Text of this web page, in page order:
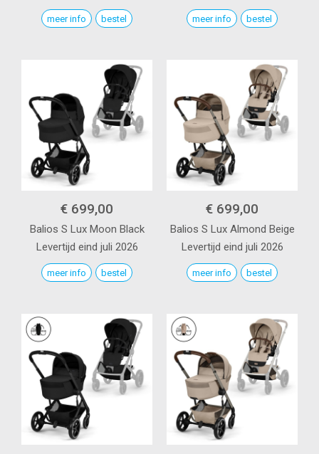
meer info bestel meer info bestel
€ 699,00
Balios S Lux Moon Black
Levertijd eind juli 2026
meer info bestel
€ 699,00
Balios S Lux Almond Beige
Levertijd eind juli 2026
meer info bestel